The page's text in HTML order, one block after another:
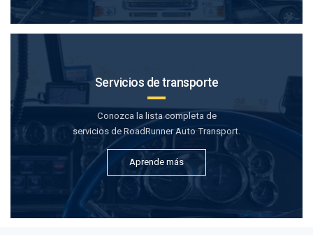
Servicios de transporte
Conozca la lista completa de
servicios de RoadRunner Auto Transport.
Aprende más